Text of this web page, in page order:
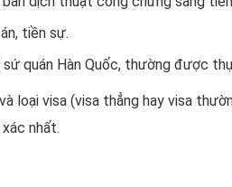
tiền sự.
quán Hàn Quốc, thường được
loại visa (visa thẳng hay visa
nhất.